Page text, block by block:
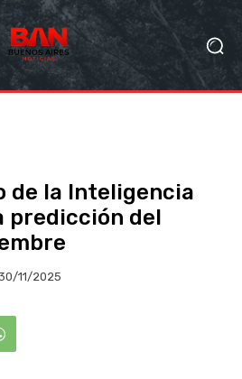
de la Inteligencia
predicción del
11/2025